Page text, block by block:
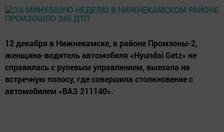
12 декабря в Нижнекамске, в районе Промзоны-2,
женщина-водитель автомобиля «Hyundai Getz» не
справилась с рулевым управлением, выехала на
встречную полосу, где совершила столкновение с
автомобилем «ВАЗ 211140».